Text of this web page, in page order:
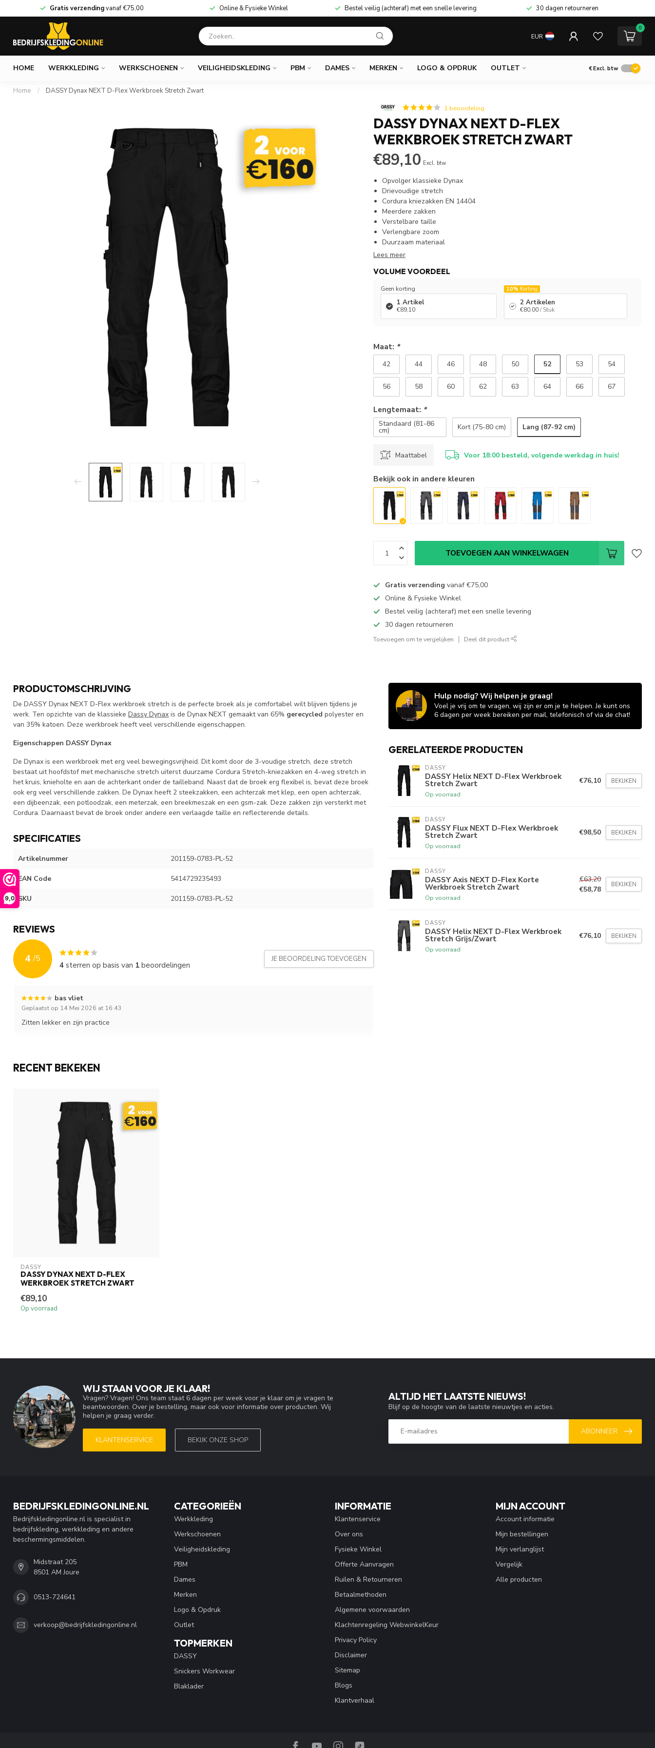
9,0
Gratis verzendingvanaf€75,00 Online & Fysieke Winkel Bestel veilig (achteraf) met een snelle levering 30 dagen retourneren
EUR
0
HOME WERKKLEDING WERKSCHOENEN VEILIGHEIDSKLEDING PBM DAMES MERKEN LOGO & OPDRUK OUTLET €Excl. btw
Home / DASSY Dynax NEXT D-Flex Werkbroek Stretch Zwart
1 beoordeling
DASSY DYNAX NEXT D-FLEX
WERKBROEK STRETCH ZWART
€89,10 Excl. btw
Opvolger klassieke Dynax
Drievoudige stretch
Cordura kniezakken EN 14404
Meerdere zakken
Verstelbare taille
Verlengbare zoom
Duurzaam materiaal
Lees meer
VOLUME VOORDEEL
Geen korting
1 Artikel
€89,10
10% Korting
2 Artikelen
€80,00 / Stuk
Maat: *
42 44 46 48 50 52 53 54
56 58 60 62 63 64 66 67
Lengtemaat: *
Standaard (81-86
cm) Kort (75-80 cm) Lang (87-92 cm)
Maattabel Voor 18:00 besteld, volgende werkdag in huis!
Bekijk ook in andere kleuren
TOEVOEGEN AAN WINKELWAGEN
Gratis verzending vanaf€75,00
Online & Fysieke Winkel
Bestel veilig (achteraf) met een snelle levering
30 dagen retourneren
Toevoegen om te vergelijken Deel dit product
PRODUCTOMSCHRIJVING
De DASSY Dynax NEXT D-Flex werkbroek stretch is de perfecte broek als je comfortabel wilt blijven tijdens je
werk. Ten opzichte van de klassieke Dassy Dynax is de Dynax NEXT gemaakt van 65% gerecycled polyester en
van 35% katoen. Deze werkbroek heeft veel verschillende eigenschappen.
Eigenschappen DASSY Dynax
De Dynax is een werkbroek met erg veel bewegingsvrijheid. Dit komt door de 3-voudige stretch, deze stretch
bestaat uit hoofdstof met mechanische stretch uiterst duurzame Cordura Stretch-kniezakken en 4-weg stretch in
het kruis, knieholte en aan de achterkant onder de tailleband. Naast dat de broek erg flexibel is, bevat deze broek
ook erg veel verschillende zakken. De Dynax heeft 2 steekzakken, een achterzak met klep, een open achterzak,
een dijbeenzak, een potloodzak, een meterzak, een breekmeszak en een gsm-zak. Deze zakken zijn versterkt met
Cordura. Daarnaast bevat de broek onder andere een verlaagde taille en reflecterende details.
SPECIFICATIES
Artikelnummer 201159-0783-PL-52
EAN Code 5414729235493
SKU 201159-0783-PL-52
REVIEWS
4 /5
4sterren op basis van 1beoordelingen
JE BEOORDELING TOEVOEGEN
bas vliet
Geplaatst op 14 Mei 2026 at 16:43
Zitten lekker en zijn practice
Hulp nodig? Wij helpen je graag!
Voel je vrij om te vragen, wij zijn er om je te helpen. Je kunt ons
6 dagen per week bereiken per mail, telefonisch of via de chat!
GERELATEERDE PRODUCTEN
DASSY
DASSY Helix NEXT D-Flex Werkbroek
Stretch Zwart
Op voorraad
€76,10 BEKIJKEN
DASSY
DASSY Flux NEXT D-Flex Werkbroek
Stretch Zwart
Op voorraad
€98,50 BEKIJKEN
DASSY
DASSY Axis NEXT D-Flex Korte
Werkbroek Stretch Zwart
Op voorraad
€63,20
€58,78
BEKIJKEN
DASSY
DASSY Helix NEXT D-Flex Werkbroek
Stretch Grijs/Zwart
Op voorraad
€76,10 BEKIJKEN
RECENT BEKEKEN
DASSY
DASSY DYNAX NEXT D-FLEX
WERKBROEK STRETCH ZWART
€89,10
Op voorraad
WIJ STAAN VOOR JE KLAAR!
Vragen? Vragen! Ons team staat 6 dagen per week voor je klaar om je vragen te
beantwoorden. Over je bestelling, maar ook voor informatie over producten. Wij
helpen je graag verder.
KLANTENSERVICE BEKIJK ONZE SHOP
ALTIJD HET LAATSTE NIEUWS!
Blijf op de hoogte van de laatste nieuwtjes en acties.
ABONNEER
BEDRIJFSKLEDINGONLINE.NL
Bedrijfskledingonline.nl is specialist in
bedrijfskleding, werkkleding en andere
beschermingsmiddelen.
Midstraat 205
8501 AM Joure
0513-724641
verkoop@bedrijfskledingonline.nl
CATEGORIEËN
Werkkleding
Werkschoenen
Veiligheidskleding
PBM
Dames
Merken
Logo & Opdruk
Outlet
TOPMERKEN
DASSY
Snickers Workwear
Blaklader
INFORMATIE
Klantenservice
Over ons
Fysieke Winkel
Offerte Aanvragen
Ruilen & Retourneren
Betaalmethoden
Algemene voorwaarden
Klachtenregeling WebwinkelKeur
Privacy Policy
Disclaimer
Sitemap
Blogs
Klantverhaal
MIJN ACCOUNT
Account informatie
Mijn bestellingen
Mijn verlanglijst
Vergelijk
Alle producten